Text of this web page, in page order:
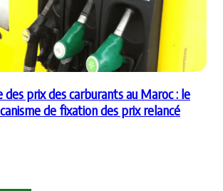
des prix des carburants au Maroc : le
de fixation des prix relancé